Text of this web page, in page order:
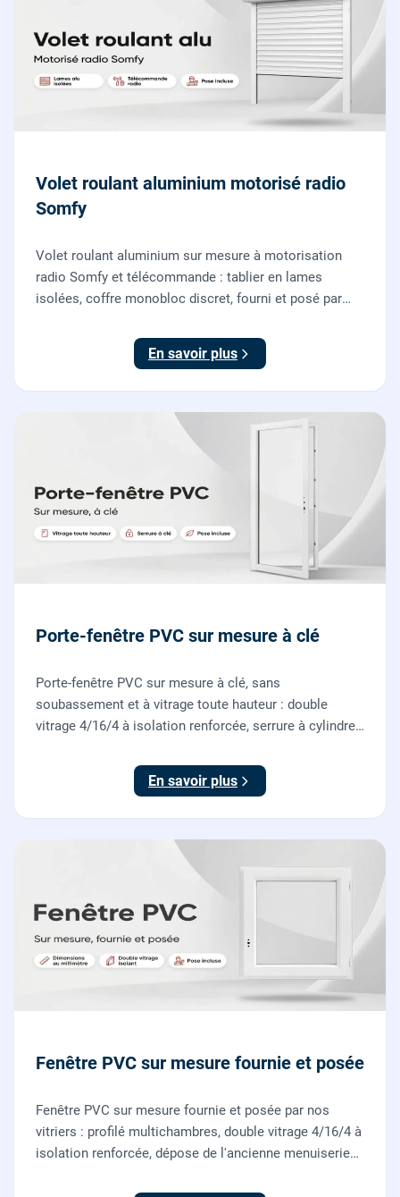
Volet roulant aluminium motorisé radio
Somfy
Volet roulant aluminium sur mesure à motorisation
radio Somfy et télécommande : tablier en lames
isolées, coffre monobloc discret, fourni et posé par
En savoir plus
Porte-fenêtre PVC sur mesure à clé
Porte-fenêtre PVC sur mesure à clé, sans
soubassement et à vitrage toute hauteur : double
vitrage 4/16/4 à isolation renforcée, serrure à cylindre
En savoir plus
Fenêtre PVC sur mesure fournie et posée
Fenêtre PVC sur mesure fournie et posée par nos
vitriers : profilé multichambres, double vitrage 4/16/4 à
isolation renforcée, dépose de l'ancienne menuiserie